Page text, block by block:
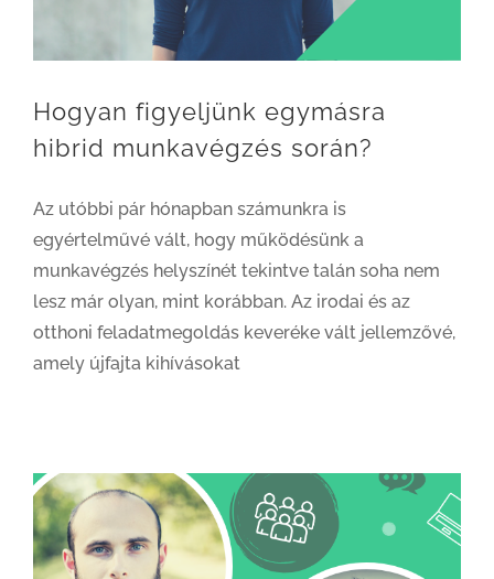
Hogyan figyeljünk egymásra
hibrid munkavégzés során?
Az utóbbi pár hónapban számunkra is
egyértelművé vált, hogy működésünk a
munkavégzés helyszínét tekintve talán soha nem
lesz már olyan, mint korábban. Az irodai és az
otthoni feladatmegoldás keveréke vált jellemzővé,
amely újfajta kihívásokat